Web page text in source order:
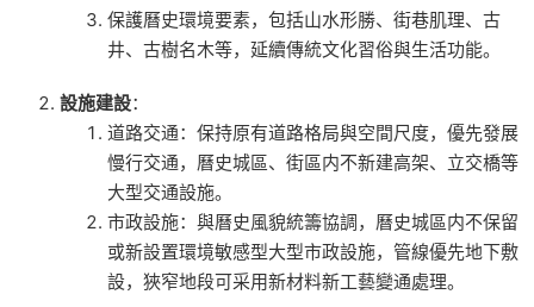
保護曆史環境要素，包括山水形勝、街巷肌理、古
井、古樹名木等，延續傳統文化習俗與生活功能。
設施建設：
道路交通：保持原有道路格局與空間尺度，優先發展
慢行交通，曆史城區、街區内不新建高架、立交橋等
大型交通設施。
市政設施：與曆史風貌統籌協調，曆史城區内不保留
或新設置環境敏感型大型市政設施，管線優先地下敷
設，狹窄地段可采用新材料新工藝變通處理。